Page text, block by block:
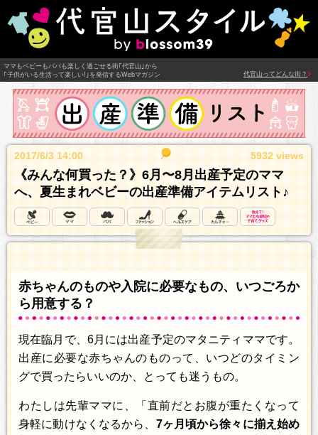
ママもベビーもパパも楽しく過ごせる街｢代官山｣から
｢子供がいる生活って楽しい!｣を発信するWebマガジン
代官山ってどんな街？
2017/6/3 14:00 5932 views
《みんな何買った？》6月〜8月出産予定のママ
へ、夏生まれベビーの出産準備アイテムリスト♪
赤ちゃんのものや入院に必要なもの、いつごろか
ら用意する？
現在臨月で、6月には出産予定のマタニティママです。
出産に必要な赤ちゃんのものって、いつどのタイミン
グで買ったらいいのか、とっても迷うもの。
わたしは先輩ママに、「直前だとお腹が重たくなって
身軽に動けなくなるから、 7ヶ月頃から徐々に揃え始め